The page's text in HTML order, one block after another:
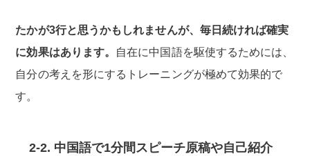
たかが3行と思うかもしれませんが、毎日続ければ確実
に効果はあります。
自在に中国語を駆使するためには、
自分の考えを形にするトレーニングが極めて効果的で
す。
2-2. 中国語で1分間スピーチ原稿や自己紹介